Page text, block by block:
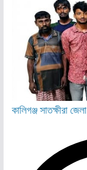
কালিগঞ্জসাতক্ষীরা জেলা